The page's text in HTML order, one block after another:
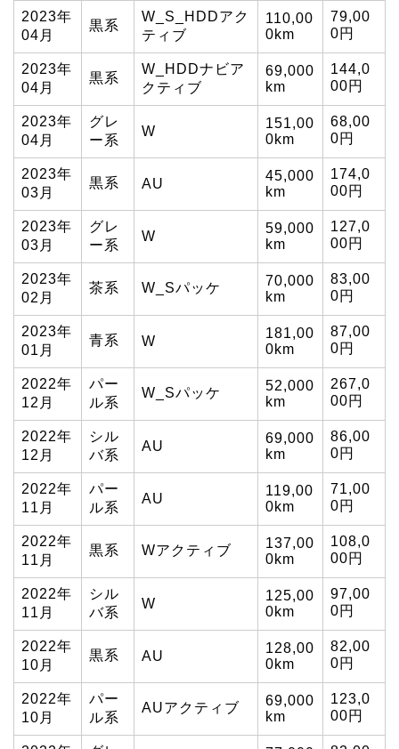
2023年
04月
黒系
W_S_HDDアク
ティブ
110,00
0km
79,00
0円
2023年
04月
黒系
W_HDDナビア
クティブ
69,000
km
144,0
00円
2023年
04月
グレ
ー系
W
151,00
0km
68,00
0円
2023年
03月
黒系 AU
45,000
km
174,0
00円
2023年
03月
グレ
ー系
W
59,000
km
127,0
00円
2023年
02月
茶系 W_Sパッケ
70,000
km
83,00
0円
2023年
01月
青系 W
181,00
0km
87,00
0円
2022年
12月
パー
ル系
W_Sパッケ
52,000
km
267,0
00円
2022年
12月
シル
バ系
AU
69,000
km
86,00
0円
2022年
11月
パー
ル系
AU
119,00
0km
71,00
0円
2022年
11月
黒系 Wアクティブ
137,00
0km
108,0
00円
2022年
11月
シル
バ系
W
125,00
0km
97,00
0円
2022年
10月
黒系 AU
128,00
0km
82,00
0円
2022年
10月
パー
ル系
AUアクティブ
69,000
km
123,0
00円